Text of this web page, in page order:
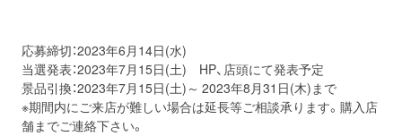
応募締切：2023年6月14日(水)
当選発表：2023年7月15日(土) HP、店頭にて発表予定
景品引換：2023年7月15日(土)～ 2023年8月31日(木)まで
※期間内にご来店が難しい場合は延長等ご相談承ります。購入店
舗までご連絡下さい。